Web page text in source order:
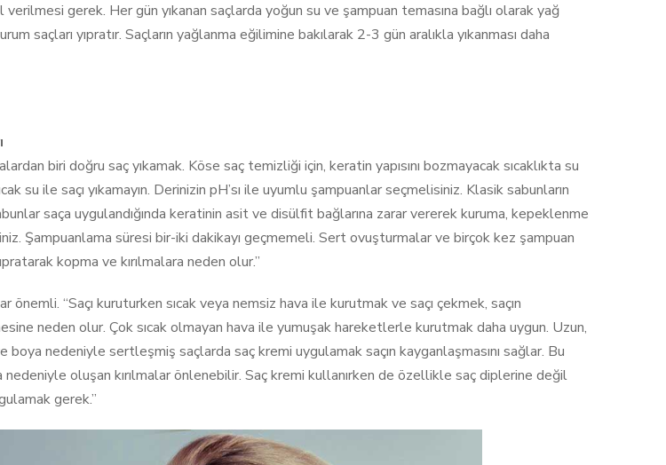
gerek. Her gün yıkanan saçlarda yoğun su ve şampuan temasına bağlı olarak yağ
saçları yıpratır. Saçların yağlanma eğilimine bakılarak 2-3 gün aralıkla yıkanması daha
biri doğru saç yıkamak. Köse saç temizliği için, keratin yapısını bozmayacak sıcaklıkta su
su ile saçı yıkamayın. Derinizin pH’sı ile uyumlu şampuanlar seçmelisiniz. Klasik sabunların
saça uygulandığında keratinin asit ve disülfit bağlarına zarar vererek kuruma, kepeklenme
Şampuanlama süresi bir-iki dakikayı geçmemeli. Sert ovuşturmalar ve birçok kez şampuan
kopma ve kırılmalara neden olur.”
önemli. “Saçı kuruturken sıcak veya nemsiz hava ile kurutmak ve saçı çekmek, saçın
neden olur. Çok sıcak olmayan hava ile yumuşak hareketlerle kurutmak daha uygun. Uzun,
boya nedeniyle sertleşmiş saçlarda saç kremi uygulamak saçın kayganlaşmasını sağlar. Bu
nedeniyle oluşan kırılmalar önlenebilir. Saç kremi kullanırken de özellikle saç diplerine değil
gerek.”